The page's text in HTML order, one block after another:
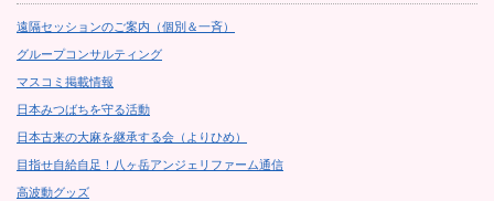
遠隔セッションのご案内（個別＆一斉）
グループコンサルティング
マスコミ掲載情報
日本みつばちを守る活動
日本古来の大麻を継承する会（よりひめ）
目指せ自給自足！八ヶ岳アンジェリファーム通信
高波動グッズ